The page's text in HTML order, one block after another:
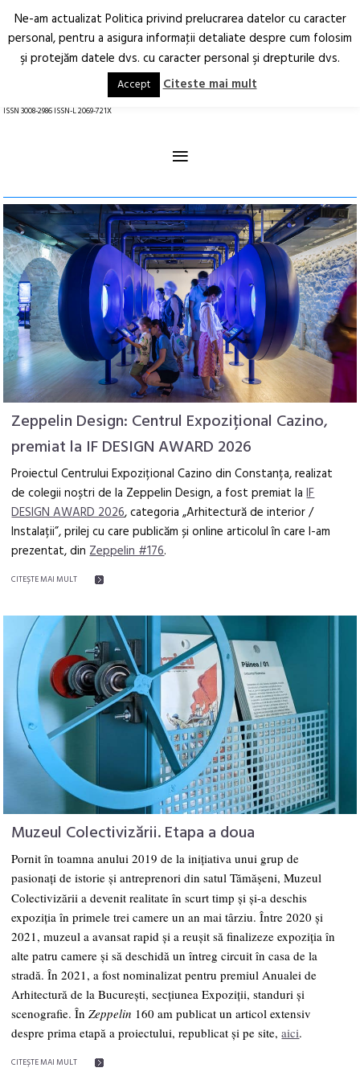
Arhitectură.
Oraș.
RO EN
ISSN 3008-2986 ISSN-L 2069-721X
≡
Zeppelin Design: Centrul Expozițional Cazino,
premiat la IF DESIGN AWARD 2026
Proiectul Centrului Expozițional Cazino din Constanța, realizat
de colegii noștri de la Zeppelin Design, a fost premiat laIF
DESIGN AWARD 2026, categoria „Arhitectură de interior /
Instalații”, prilej cu care publicăm și online articolul în care l-am
prezentat, dinZeppelin #176.
CITEŞTE MAI MULT
Muzeul Colectivizării. Etapa a doua
Pornit în toamna anului 2019 de la inițiativa unui grup de
pasionați de istorie și antreprenori din satul Tămășeni,Muzeul
Colectivizării a devenit realitate în scurt timp și și-a deschis
expoziția în primele trei camere un an mai târziu.Între 2020 şi
2021, muzeul a avansat rapid și a reușit să finalizeze expoziția în
alte patru camere și să deschidă un întreg circuit în casa de la
stradă. În 2021, a fost nominalizat pentru premiul Anualei de
Arhitectură de la București, secțiunea Expoziții, standuri și
scenografie. ÎnZeppelin 160 am publicat un articol extensiv
despre prima etapă a proiectului, republicat și pe site,aici.
CITEŞTE MAI MULT
Ne-am actualizat Politica privind prelucrarea datelor cu caracter
personal, pentru a asigura informaţii detaliate despre cum folosim
şi protejăm datele dvs. cu caracter personal şi drepturile dvs.
Accept Citeste mai mult